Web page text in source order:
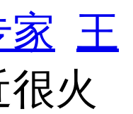
家 王
火